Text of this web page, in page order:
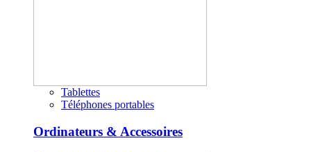
Tablettes
Téléphones portables
Ordinateurs & Accessoires